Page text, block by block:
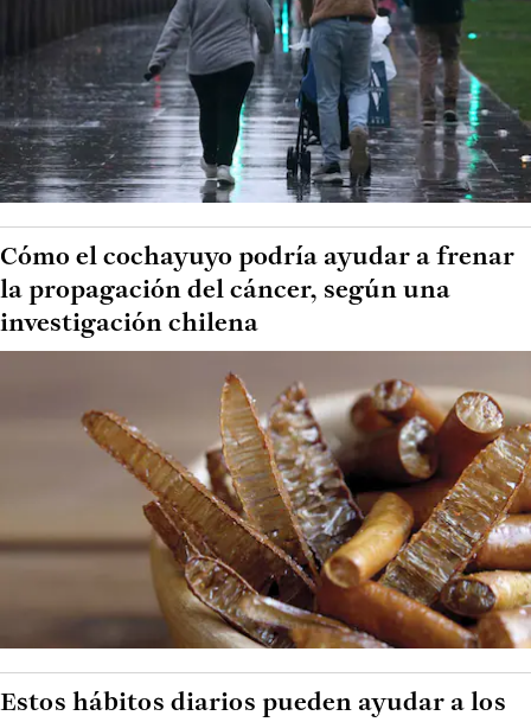
Cómo el cochayuyo podría ayudar a frenar
la propagación del cáncer, según una
investigación chilena
Estos hábitos diarios pueden ayudar a los